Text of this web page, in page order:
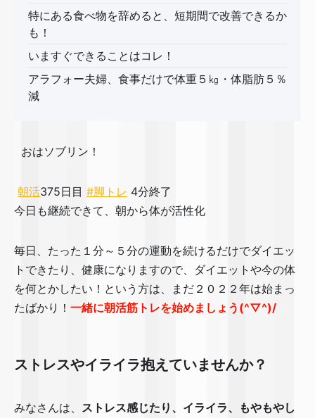
特にある食べ物を辞めると、短期間で改善できるか
も！
いますぐできることはコレ！
アラフォー夫婦、食事だけで体重５㎏・体脂肪５％
減
おはソブリン！
朝活375日目 #脚トレ 4分終了
今日も継続できて、朝から体が活性化🔥
毎日、たった１分～５分の運動を続けるだけでダイエッ
トできたり、健康になりますので、ダイエットや今の体
を何とかしたい！という方は、まだ２０２２年は始まっ
たばかり！ 一緒に朝活筋トレを始めましょう(^▽^)/
ストレスやイライラ抱えていませんか？
みなさんは、 ストレス感じたり、イライラ、もやもやし